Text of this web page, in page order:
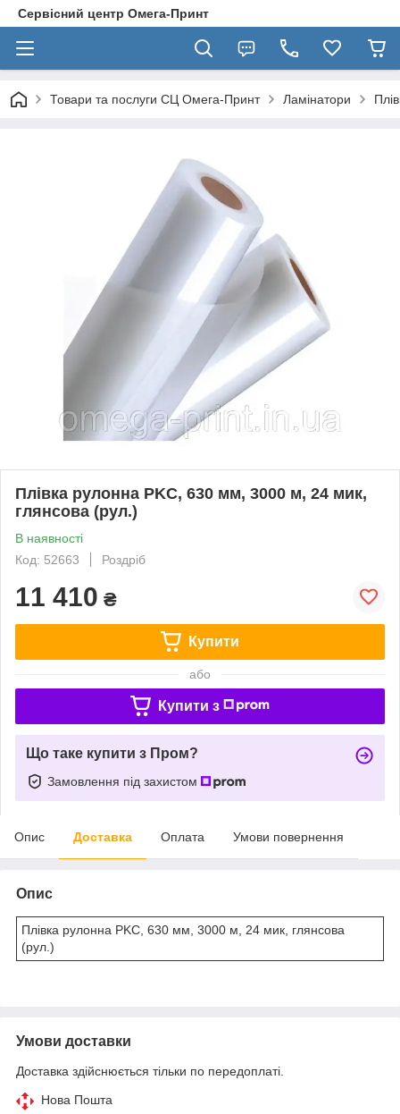
Сервісний центр Омега-Принт
Товари та послуги СЦ Омега-Принт Ламінатори
Плівка рулонна PKC, 630 мм, 3000 м, 24 мик,
глянсова (рул.)
В наявності
Код: 52663
Роздріб
11 410 ₴
Купити
або
Купити з
Що таке купити з Пром?
Замовлення під захистом
Опис Доставка Оплата Умови повернення
Опис
Плівка рулонна PKC, 630 мм, 3000 м, 24 мик, глянсова
(рул.)
Умови доставки
Доставка здійснюється тільки по передоплаті.
Нова Пошта